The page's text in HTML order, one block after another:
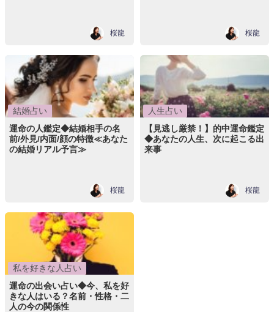
桜龍 桜龍
結婚占い
運命の人鑑定◆結婚相手の名
前/外見/内面/顔の特徴≪あなた
の結婚リアル予言≫
桜龍
人生占い
【見逃し厳禁！】的中運命鑑定
◆あなたの人生、次に起こる出
来事
桜龍
私を好きな人占い
運命の出会い占い◆今、私を好
きな人はいる？名前・性格・二
人の今の関係性